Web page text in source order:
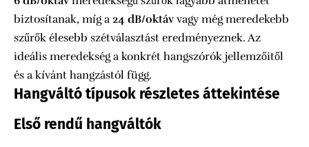
biztosítanak, míg a 24 dB/oktávvagy még meredekebb
szűrők élesebb szétválasztást eredményeznek. Az
ideális meredekség a konkrét hangszórók jellemzőitől
és a kívánt hangzástól függ.
Hangváltó típusok részletes áttekintése
Első rendű hangváltók